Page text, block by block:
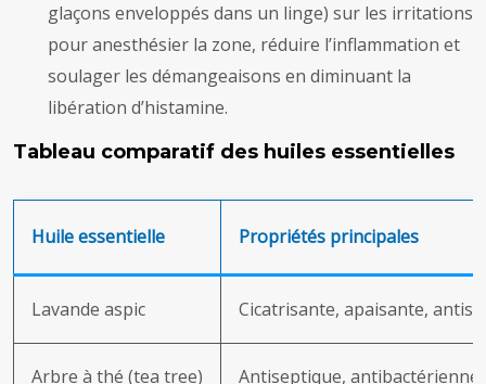
glaçons enveloppés dans un linge) sur les irritations
pour anesthésier la zone, réduire l’inflammation et
soulager les démangeaisons en diminuant la
libération d’histamine.
Tableau comparatif des huiles essentielles
Huile essentielle Propriétés principales
Lavande aspic Cicatrisante, apaisante,
Arbre à thé (tea tree) Antiseptique,